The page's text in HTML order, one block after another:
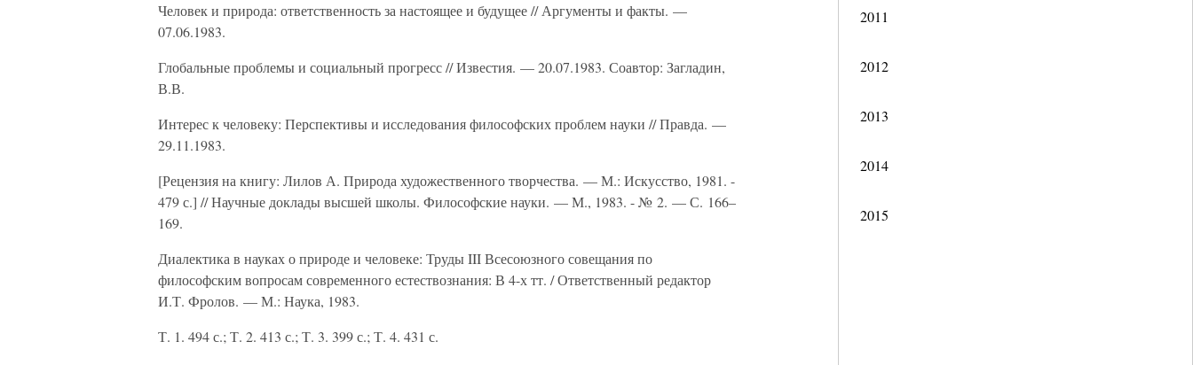
2011
2012
2013
2014
2015
Человек и природа: ответственность за настоящее и будущее // Аргументы и факты. —
07.06.1983.
Глобальные проблемы и социальный прогресс // Известия. — 20.07.1983. Соавтор: Загладин,
В.В.
Интерес к человеку: Перспективы и исследования философских проблем науки // Правда. —
29.11.1983.
[Рецензия на книгу: Лилов А. Природа художественного творчества. — М.: Искусство, 1981. -
479 с.] // Научные доклады высшей школы. Философские науки. — М., 1983. - № 2. — С. 166–
169.
Диалектика в науках о природе и человеке: Труды III Всесоюзного совещания по
философским вопросам современного естествознания: В 4-х тт. / Ответственный редактор
И.Т. Фролов. — М.: Наука, 1983.
Т. 1. 494 с.; Т. 2. 413 с.; Т. 3. 399 с.; Т. 4. 431 с.